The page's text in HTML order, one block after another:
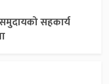
सहकार्य